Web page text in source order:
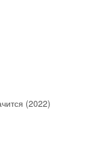
(2022)